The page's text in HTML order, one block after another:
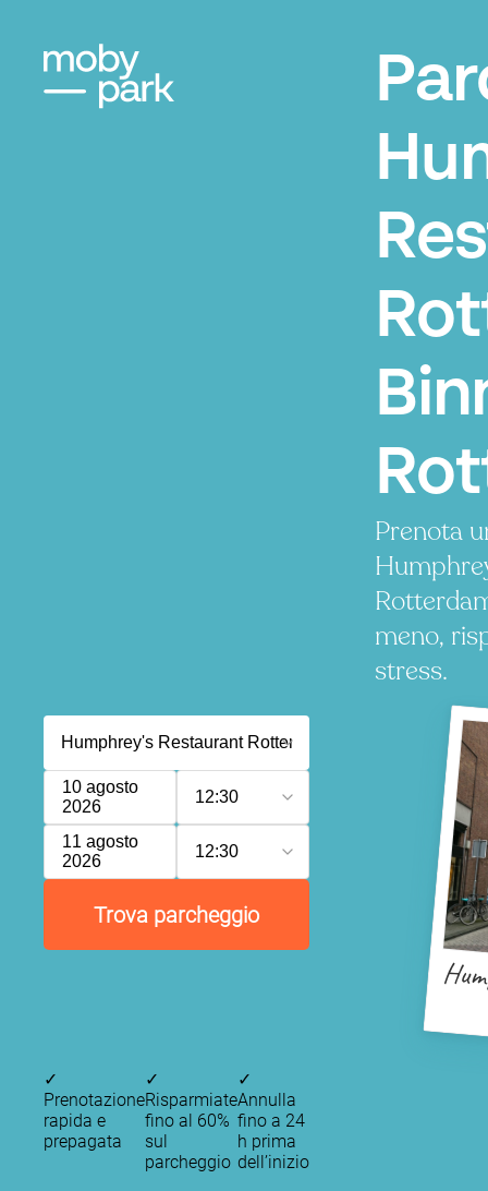
Prenota
meno,
stress.
10 agosto
2026
12:30
11 agosto
2026
12:30
Trova parcheggio
✓
Prenotazione
rapida e
prepagata
✓
Risparmiate
fino al 60%
sul
parcheggio
✓
Annulla
fino a 24
h prima
dell’inizio